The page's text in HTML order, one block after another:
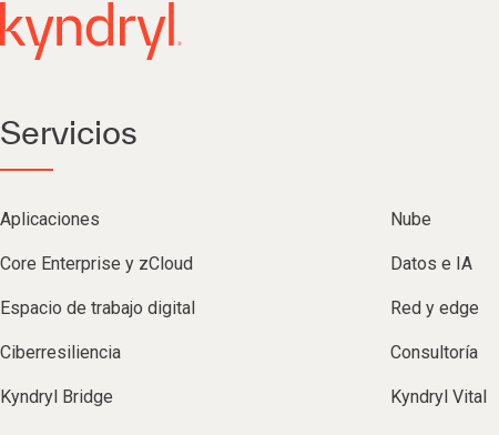
Servicios
Aplicaciones Nube
Core Enterprise y zCloud Datos e IA
Espacio de trabajo digital Red y edge
Ciberresiliencia Consultoría
Kyndryl Bridge Kyndryl Vital